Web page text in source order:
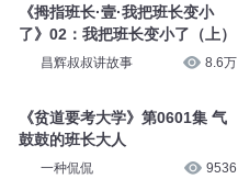
《拇指班长·壹·我把班长变小
了》02：我把班长变小了（上）
昌辉叔叔讲故事 8.6万
《贫道要考大学》第0601集 气
鼓鼓的班长大人
一种侃侃 9536